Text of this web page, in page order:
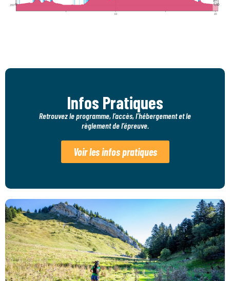
Infos Pratiques
Retrouvez le programme, l’accès, l’hébergement et le
règlement de l’épreuve.
Voir les infos pratiques